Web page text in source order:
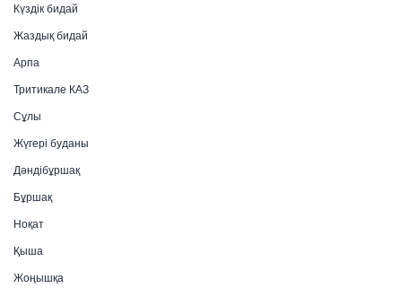
Күздік бидай
Жаздық бидай
Арпа
Тритикале КАЗ
Сұлы
Жүгері буданы
Дәндібұршақ
Бұршақ
Ноқат
Қыша
Жоңышқа